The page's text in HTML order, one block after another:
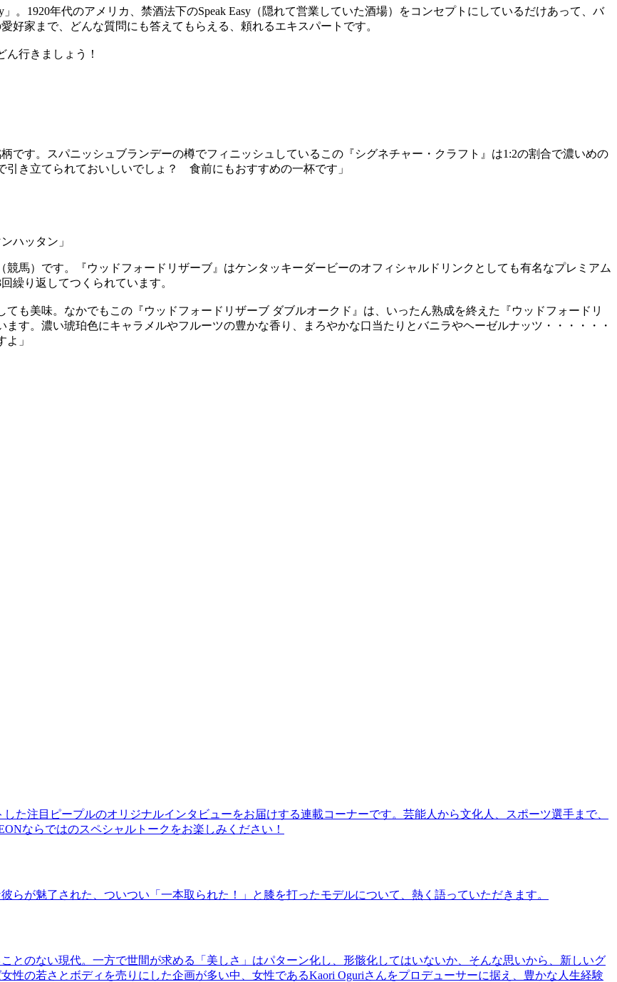
。1920年代のアメリカ、禁酒法下のSpeak Easy（隠れて営業していた酒場）をコンセプトにしているだけあって、バ
家まで、どんな質問にも答えてもらえる、頼れるエキスパートです。
行きましょう！
です。スパニッシュブランデーの樽でフィニッシュしているこの『シグネチャー・クラフト』は1:2の割合で濃いめの
き立てられておいしいでしょ？ 食前にもおすすめの一杯です」
ハッタン」
競馬）です。『ウッドフォードリザーブ』はケンタッキーダービーのオフィシャルドリンクとしても有名なプレミアム
繰り返してつくられています。
も美味。なかでもこの『ウッドフォードリザーブ ダブルオークド』は、いったん熟成を終えた『ウッドフォードリ
す。濃い琥珀色にキャラメルやフルーツの豊かな香り、まろやかな口当たりとバニラやヘーゼルナッツ・・・・・・
」
た注目ピープルのオリジナルインタビューをお届けする連載コーナーです。芸能人から文化人、スポーツ選手まで、
ならではのスペシャルトークをお楽しみください！
らが魅了された、ついつい「一本取られた！」と膝を打ったモデルについて、熱く語っていただきます。
とのない現代。一方で世間が求める「美しさ」はパターン化し、形骸化してはいないか、そんな思いから、新しいグ
性の若さとボディを売りにした企画が多い中、女性であるKaori Oguriさんをプロデューサーに据え、豊かな人生経験